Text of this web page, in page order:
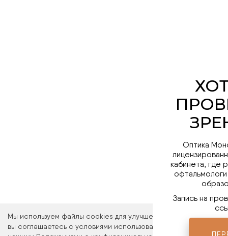
Мы используем файлы cookies для улучшения работы сайта.
вы соглашаетесь с условиями использования файлов cookies.
Оптика
кабинета, где
Запись на